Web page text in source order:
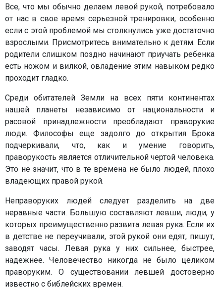
Все, что мы обычно делаем левой рукой, потребовало
от нас в свое время серьезной тренировки, особенно
если с этой проблемой мы столкнулись уже достаточно
взрослыми. Присмотритесь внимательно к детям. Если
родители слишком поздно начинают приучать ребенка
есть ножом и вилкой, овладение этим навыком редко
проходит гладко.
Среди обитателей Земли на всех пяти континентах
нашей планеты независимо от национальности и
расовой принадлежности преобладают праворукие
люди. Философы еще задолго до открытия Брока
подчеркивали, что, как и умение говорить,
праворукость является отличительной чертой человека.
Это не значит, что в те времена не было людей, плохо
владеющих правой рукой.
Неправоруких людей следует разделить на две
неравные части. Большую составляют левши, люди, у
которых преимущественно развита левая рука. Если их
в детстве не переучивали, этой рукой они едят, пишут,
заводят часы. Левая рука у них сильнее, быстрее,
надежнее. Человечество никогда не было целиком
праворуким. О существовании левшей достоверно
известно с библейских времен.